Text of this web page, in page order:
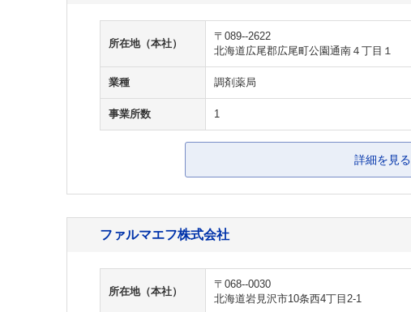
所在地（本社）
〒089--2622
北海道広尾郡広尾町公園通南４丁目１
業種 調剤薬局
事業所数 1
詳細を見る
ファルマエフ株式会社
所在地（本社）
〒068--0030
北海道岩見沢市10条西4丁目2-1